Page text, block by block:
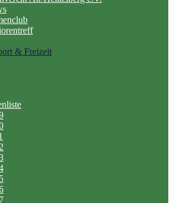
& Freizeit